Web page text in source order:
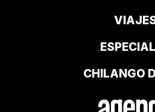
CHILANGO